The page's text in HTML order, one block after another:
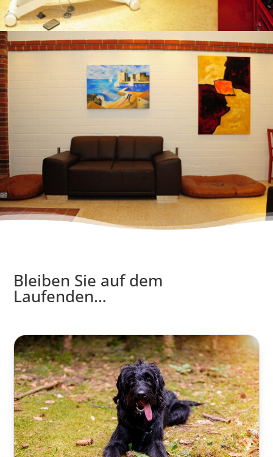
Bleiben Sie auf dem
Laufenden…